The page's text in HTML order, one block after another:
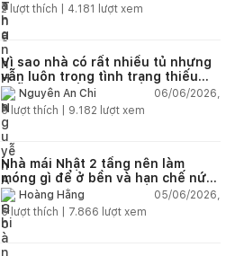
2lượt thích | 4.181 lượt xem
Vì sao nhà có rất nhiều tủ nhưng
vẫn luôn trong tình trạng thiếu
chỗ chứa đồ?
Nguyễn An Chi
06/06/2026,
5lượt thích | 9.182 lượt xem
Nhà mái Nhật 2 tầng nên làm
móng gì để ở bền và hạn chế nứt
lún?Hoàng Hằng
05/06/2026,
5lượt thích | 7.866 lượt xem